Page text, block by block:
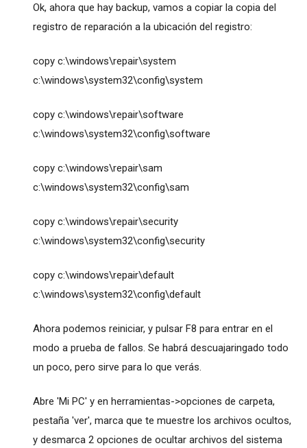
Ok, ahora que hay backup, vamos a copiar la copia del
registro de reparación a la ubicación del registro:
copy c:\windows\repair\system
c:\windows\system32\config\system
copy c:\windows\repair\software
c:\windows\system32\config\software
copy c:\windows\repair\sam
c:\windows\system32\config\sam
copy c:\windows\repair\security
c:\windows\system32\config\security
copy c:\windows\repair\default
c:\windows\system32\config\default
Ahora podemos reiniciar, y pulsar F8 para entrar en el
modo a prueba de fallos. Se habrá descuajaringado todo
un poco, pero sirve para lo que verás.
Abre 'Mi PC' y en herramientas->opciones de carpeta,
pestaña 'ver', marca que te muestre los archivos ocultos,
y desmarca 2 opciones de ocultar archivos del sistema